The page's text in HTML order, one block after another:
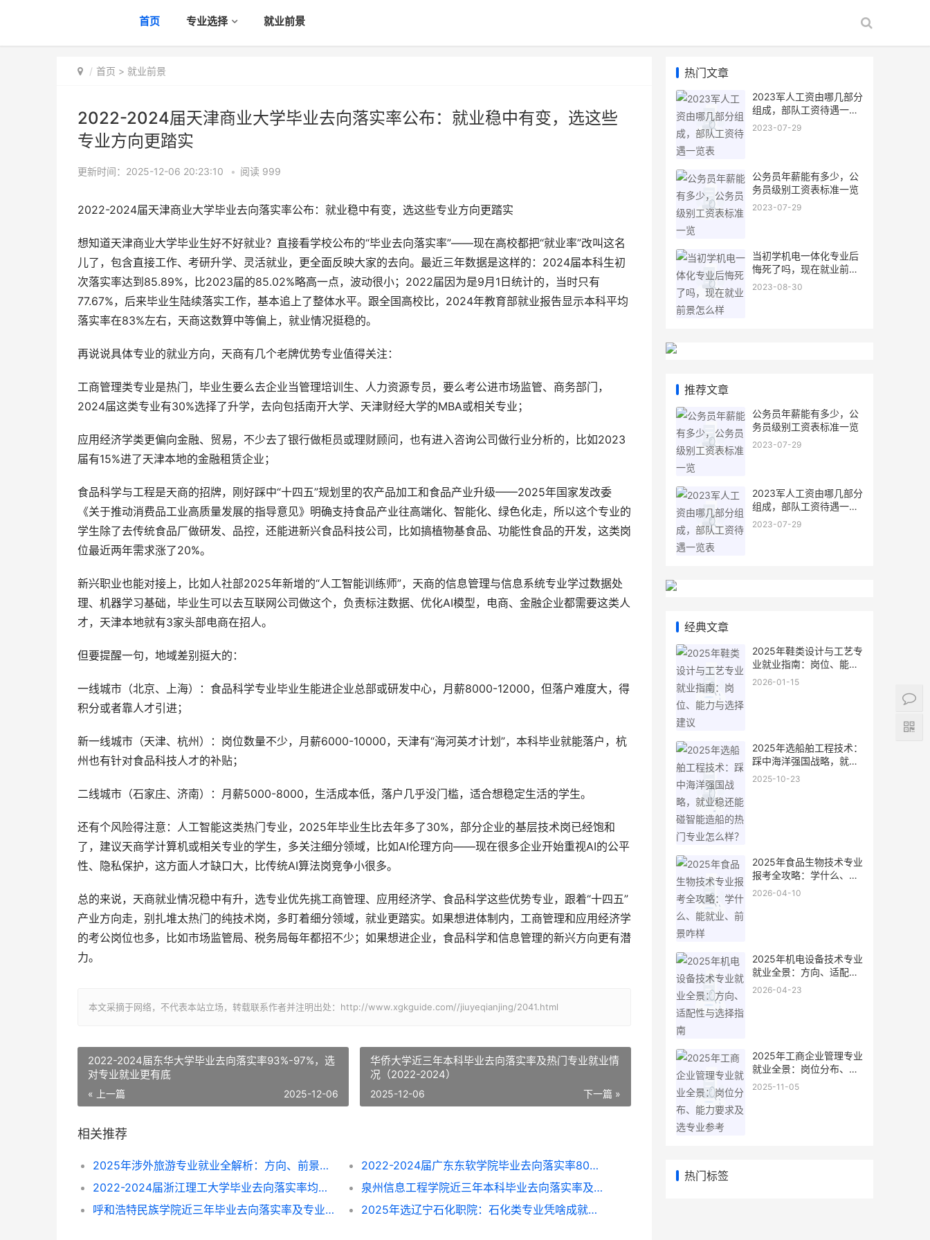
首页 专业选择 就业前景
首页 > 就业前景
2022-2024届天津商业大学毕业去向落实率公布：就业稳中有变，选这些
专业方向更踏实
更新时间：2025-12-06 20:23:10 • 阅读 999
2022-2024届天津商业大学毕业去向落实率公布：就业稳中有变，选这些专业方向更踏实
想知道天津商业大学毕业生好不好就业？直接看学校公布的“毕业去向落实率”——现在高校都把“就业率”改叫这名
儿了，包含直接工作、考研升学、灵活就业，更全面反映大家的去向。最近三年数据是这样的：2024届本科生初
次落实率达到85.89%，比2023届的85.02%略高一点，波动很小；2022届因为是9月1日统计的，当时只有
77.67%，后来毕业生陆续落实工作，基本追上了整体水平。跟全国高校比，2024年教育部就业报告显示本科平均
落实率在83%左右，天商这数算中等偏上，就业情况挺稳的。
再说说具体专业的就业方向，天商有几个老牌优势专业值得关注：
工商管理类专业是热门，毕业生要么去企业当管理培训生、人力资源专员，要么考公进市场监管、商务部门，
2024届这类专业有30%选择了升学，去向包括南开大学、天津财经大学的MBA或相关专业；
应用经济学类更偏向金融、贸易，不少去了银行做柜员或理财顾问，也有进入咨询公司做行业分析的，比如2023
届有15%进了天津本地的金融租赁企业；
食品科学与工程是天商的招牌，刚好踩中“十四五”规划里的农产品加工和食品产业升级——2025年国家发改委
《关于推动消费品工业高质量发展的指导意见》明确支持食品产业往高端化、智能化、绿色化走，所以这个专业的
学生除了去传统食品厂做研发、品控，还能进新兴食品科技公司，比如搞植物基食品、功能性食品的开发，这类岗
位最近两年需求涨了20%。
新兴职业也能对接上，比如人社部2025年新增的“人工智能训练师”，天商的信息管理与信息系统专业学过数据处
理、机器学习基础，毕业生可以去互联网公司做这个，负责标注数据、优化AI模型，电商、金融企业都需要这类人
才，天津本地就有3家头部电商在招人。
但要提醒一句，地域差别挺大的：
一线城市（北京、上海）：食品科学专业毕业生能进企业总部或研发中心，月薪8000-12000，但落户难度大，得
积分或者靠人才引进；
新一线城市（天津、杭州）：岗位数量不少，月薪6000-10000，天津有“海河英才计划”，本科毕业就能落户，杭
州也有针对食品科技人才的补贴；
二线城市（石家庄、济南）：月薪5000-8000，生活成本低，落户几乎没门槛，适合想稳定生活的学生。
还有个风险得注意：人工智能这类热门专业，2025年毕业生比去年多了30%，部分企业的基层技术岗已经饱和
了，建议天商学计算机或相关专业的学生，多关注细分领域，比如AI伦理方向——现在很多企业开始重视AI的公平
性、隐私保护，这方面人才缺口大，比传统AI算法岗竞争小很多。
总的来说，天商就业情况稳中有升，选专业优先挑工商管理、应用经济学、食品科学这些优势专业，跟着“十四五”
产业方向走，别扎堆太热门的纯技术岗，多盯着细分领域，就业更踏实。如果想进体制内，工商管理和应用经济学
的考公岗位也多，比如市场监管局、税务局每年都招不少；如果想进企业，食品科学和信息管理的新兴方向更有潜
力。
本文采摘于网络，不代表本站立场，转载联系作者并注明出处：http://www.xgkguide.com//jiuyeqianjing/2041.html
2022-2024届东华大学毕业去向落实率93%-97%，选
对专业就业更有底
« 上一篇 2025-12-06
华侨大学近三年本科毕业去向落实率及热门专业就业情
况（2022-2024）
下一篇 »
2025-12-06
相关推荐
2025年涉外旅游专业就业全解析：方向、前景与选择指南
2022-2024届广东东软学院毕业去向落实率80%-87%，这些专业找工作更顺？
2022-2024届浙江理工大学毕业去向落实率均超96%，就业方向与专业选择指南
泉州信息工程学院近三年本科毕业去向落实率及专业就业前景解析（2022-2024）
呼和浩特民族学院近三年毕业去向落实率及专业就业情况解析（2022-2024）
2025年选辽宁石化职院：石化类专业凭啥成就业“香饽饽”？附专业挑拣指南
热门文章
2023军人工资由哪几部分
组成，部队工资待遇一览
表
2023-07-29
公务员年薪能有多少，公
务员级别工资表标准一览
2023-07-29
当初学机电一体化专业后
悔死了吗，现在就业前景
怎么样
2023-08-30
推荐文章
公务员年薪能有多少，公
务员级别工资表标准一览
2023-07-29
2023军人工资由哪几部分
组成，部队工资待遇一览
表
2023-07-29
经典文章
2025年鞋类设计与工艺专
业就业指南：岗位、能力
与选择建议
2026-01-15
2025年选船舶工程技术：
踩中海洋强国战略，就业
稳还能碰智能造船的热门
2025-10-23
2025年食品生物技术专业
报考全攻略：学什么、能
就业、前景咋样
2026-04-10
2025年机电设备技术专业
就业全景：方向、适配性
与选择指南
2026-04-23
2025年工商企业管理专业
就业全景：岗位分布、能
力要求及选专业参考
2025-11-05
热门标签